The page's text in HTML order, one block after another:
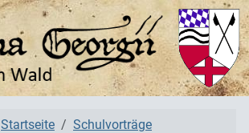
Startseite
Schulvorträge